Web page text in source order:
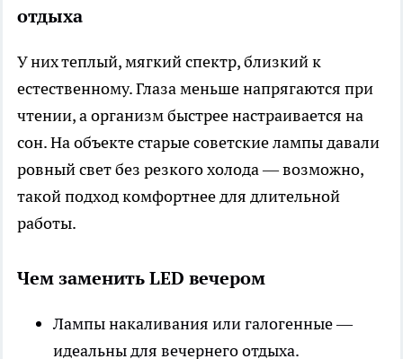
отдыха
У них теплый, мягкий спектр, близкий к
естественному. Глаза меньше напрягаются при
чтении, а организм быстрее настраивается на
сон. На объекте старые советские лампы давали
ровный свет без резкого холода — возможно,
такой подход комфортнее для длительной
работы.
Чем заменить LED вечером
Лампы накаливания или галогенные —
идеальны для вечернего отдыха.